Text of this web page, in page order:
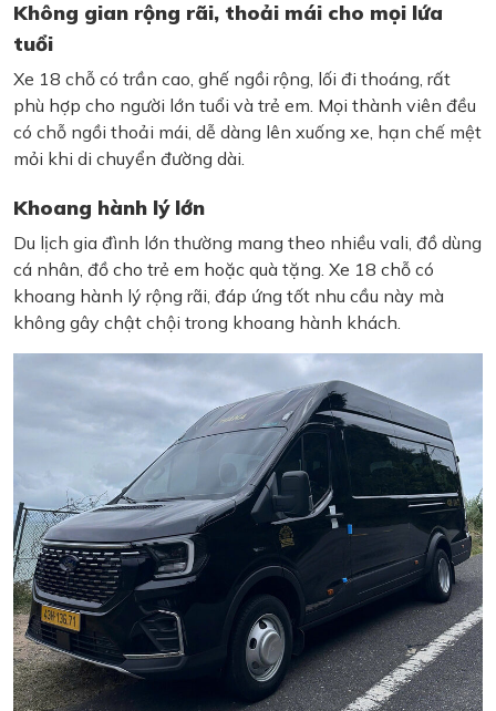
Không gian rộng rãi, thoải mái cho mọi lứa
tuổi
Xe 18 chỗ có trần cao, ghế ngồi rộng, lối đi thoáng, rất
phù hợp cho người lớn tuổi và trẻ em. Mọi thành viên đều
có chỗ ngồi thoải mái, dễ dàng lên xuống xe, hạn chế mệt
mỏi khi di chuyển đường dài.
Khoang hành lý lớn
Du lịch gia đình lớn thường mang theo nhiều vali, đồ dùng
cá nhân, đồ cho trẻ em hoặc quà tặng. Xe 18 chỗ có
khoang hành lý rộng rãi, đáp ứng tốt nhu cầu này mà
không gây chật chội trong khoang hành khách.